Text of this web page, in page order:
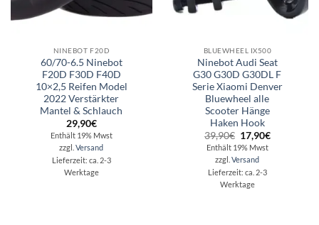
NINEBOT F20D
60/70-6.5 Ninebot
F20D F30D F40D
10×2,5 Reifen Model
2022 Verstärkter
Mantel & Schlauch
29,90€
Enthält 19% Mwst
zzgl.Versand
Lieferzeit: ca. 2-3
Werktage
BLUEWHEEL IX500
Ninebot Audi Seat
G30 G30D G30DL F
Serie Xiaomi Denver
Bluewheel alle
Scooter Hänge
Haken Hook
39,90€ Ursprünglicher
Preis
war:
39,90€
17,90€Aktueller
Enthält 19% Mwst
zzgl.Versand
Lieferzeit: ca. 2-3
Werktage